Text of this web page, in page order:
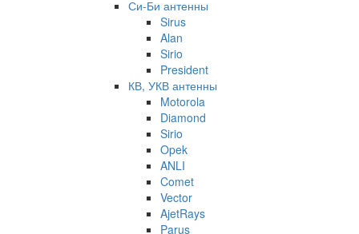
Си-Би антенны
Sirus
Alan
Sirio
President
КВ, УКВ антенны
Motorola
Diamond
Sirio
Opek
ANLI
Comet
Vector
AjetRays
Parus